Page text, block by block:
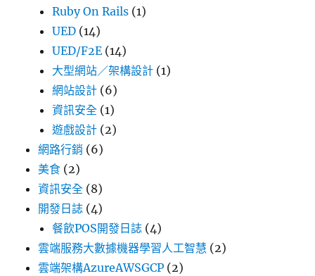
Ruby On Rails (1)
UED (14)
UED/F2E (14)
大型網站／架構設計 (1)
網站設計 (6)
資訊安全 (1)
遊戲設計 (2)
網路行銷 (6)
美食 (2)
資訊安全 (8)
開發日誌 (4)
餐飲POS開發日誌 (4)
雲端服務大數據機器學習人工智慧 (2)
雲端架構AzureAWSGCP (2)